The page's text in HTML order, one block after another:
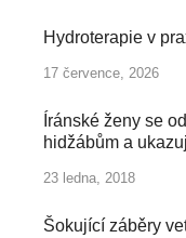
Hydroterapie v
17 července, 2026
Íránské ženy se
hidžábům a
23 ledna, 2018
Šokující záběry